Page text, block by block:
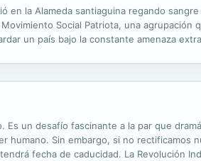
la Alameda santiaguina regando
Social Patriota, una agrupación
un país bajo la constante amenaza
un desafío fascinante a la par que
humano. Sin embargo, si no rectificamos
fecha de caducidad. La Revolución